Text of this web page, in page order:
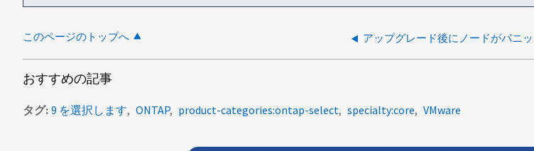
このページのトップへ
おすすめの記事
タグ 9 を選択します ONTAP product-categories:ontap-select specialty:core VMware